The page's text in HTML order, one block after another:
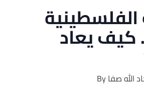
كيف يعاد
Byالله صفا